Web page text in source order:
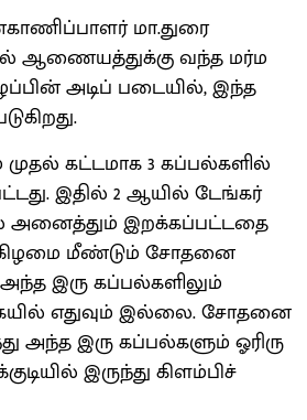
மா.துரை
ஆணையத்துக்கு வந்த மர்ம
அடிப் படையில், இந்த
கட்டமாக 3 கப்பல்களில்
இதில் 2 ஆயில் டேங்கர்
அனைத்தும் இறக்கப்பட்டதை
மீண்டும் சோதனை
இரு கப்பல்களிலும்
எதுவும் இல்லை. சோதனை
அந்த இரு கப்பல்களும் ஓரிரு
இருந்து கிளம்பிச்